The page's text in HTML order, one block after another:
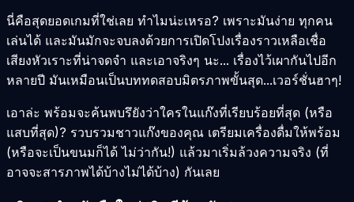
นี่คือสุดยอดเกมที่ใช่เลย ทำไมน่ะเหรอ? เพราะมันง่าย ทุกคน
เล่นได้ และมันมักจะจบลงด้วยการเปิดโปงเรื่องราวเหลือเชื่อ
เสียงหัวเราะที่น่าจดจำ และเอาจริงๆ นะ... เรื่องไว้เผากันไปอีก
หลายปี มันเหมือนเป็นบททดสอบมิตรภาพขั้นสุด...เวอร์ชั่นฮาๆ!
เอาล่ะ พร้อมจะค้นพบรึยังว่าใครในแก๊งที่เรียบร้อยที่สุด (หรือ
แสบที่สุด)? รวบรวมชาวแก๊งของคุณ เตรียมเครื่องดื่มให้พร้อม
(หรือจะเป็นขนมก็ได้ ไม่ว่ากัน!) แล้วมาเริ่มล้วงความจริง (ที่
อาจจะสารภาพได้บ้างไม่ได้บ้าง) กันเลย